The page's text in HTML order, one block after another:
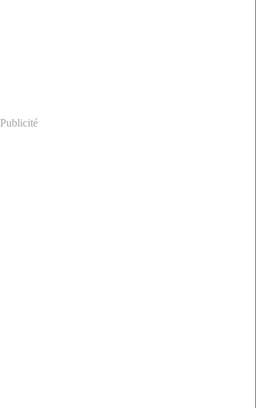
Publicité